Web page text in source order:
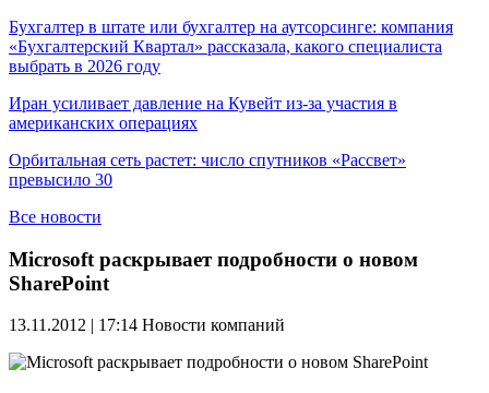
Бухгалтер в штате или бухгалтер на аутсорсинге: компания
«Бухгалтерский Квартал» рассказала, какого специалиста
выбрать в 2026 году
Иран усиливает давление на Кувейт из-за участия в
американских операциях
Орбитальная сеть растет: число спутников «Рассвет»
превысило 30
Все новости
Microsoft раскрывает подробности о новом
SharePoint
13.11.2012 | 17:14 Новости компаний